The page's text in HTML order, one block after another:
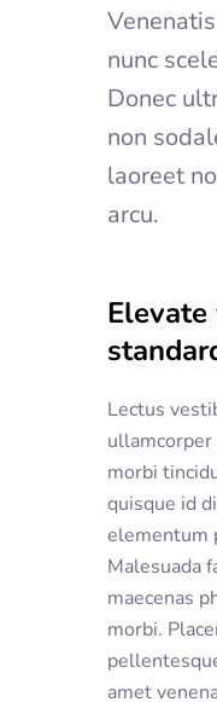
nunc
Donec
non
laoreet
arcu.
Lectus
morbi
quisque id
elementum
Malesuada
maecenas
morbi.
amet